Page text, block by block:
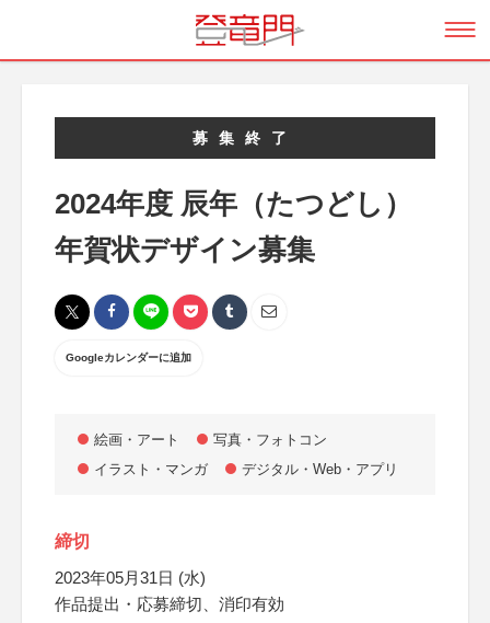
募集終了
2024年度 辰年（たつどし）
年賀状デザイン募集
Googleカレンダーに追加
絵画・アート
写真・フォトコン
イラスト・マンガ
デジタル・Web・アプリ
締切
2023年05月31日 (水)
作品提出・応募締切、消印有効